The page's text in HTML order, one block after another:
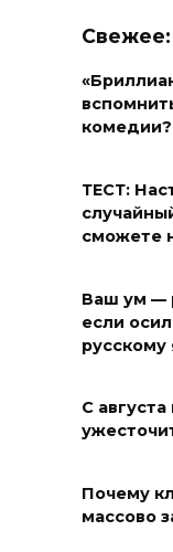
Свежее:
ТЕСТ:
сможете
Ваш ум —
если
С
Почему
массово